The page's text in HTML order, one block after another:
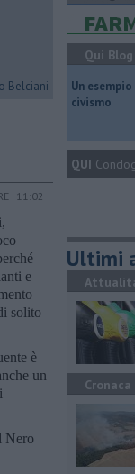
Belciani
11:02
e
solito
è
un
Nero
Qui Blog
​Un
civismo
QUI
Ultimi
Cronaca